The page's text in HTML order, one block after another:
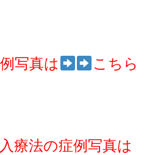
写真は こちら
療法の症例写真は